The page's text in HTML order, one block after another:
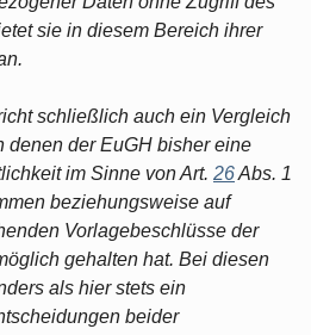
sie in diesem Bereich ihrer
schließlich auch ein Vergleich
denen der EuGH bisher eine
im Sinne von Art. 26Abs. 1
beziehungsweise auf
Vorlagebeschlüsse der
gehalten hat. Bei diesen
als hier stets ein
beider